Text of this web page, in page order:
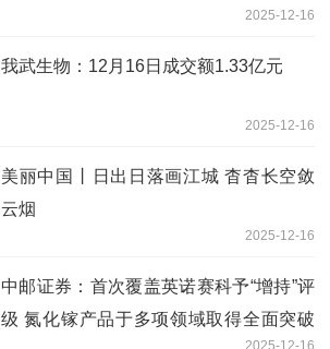
2025-12-16
我武生物：12月16日成交额1.33亿元
2025-12-16
美丽中国丨日出日落画江城 杳杳长空敛
云烟
2025-12-16
中邮证券：首次覆盖英诺赛科予“增持”评
级 氮化镓产品于多项领域取得全面突破